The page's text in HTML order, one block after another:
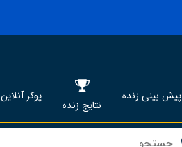
پیش بینی زنده
نتایج زنده
پوکر آنلاین